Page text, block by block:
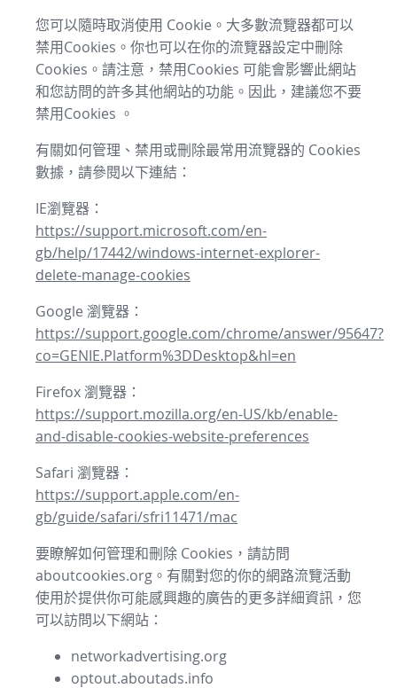
您可以隨時取消使用 Cookie。大多數流覽器都可以
禁用Cookies。你也可以在你的流覽器設定中刪除
Cookies。請注意，禁用Cookies 可能會影響此網站
和您訪問的許多其他網站的功能。因此，建議您不要
禁用Cookies 。
有關如何管理、禁用或刪除最常用流覽器的 Cookies
數據，請參閱以下連結：
IE瀏覽器：
https://support.microsoft.com/en-
gb/help/17442/windows-internet-explorer-
delete-manage-cookies
Google 瀏覽器：
https://support.google.com/chrome/answer/95647?
co=GENIE.Platform%3DDesktop&hl=en
Firefox 瀏覽器：
https://support.mozilla.org/en-US/kb/enable-
and-disable-cookies-website-preferences
Safari 瀏覽器：
https://support.apple.com/en-
gb/guide/safari/sfri11471/mac
要瞭解如何管理和刪除 Cookies，請訪問
aboutcookies.org。有關對您的你的網路流覽活動
使用於提供你可能感興趣的廣告的更多詳細資訊，您
可以訪問以下網站：
networkadvertising.org
optout.aboutads.info